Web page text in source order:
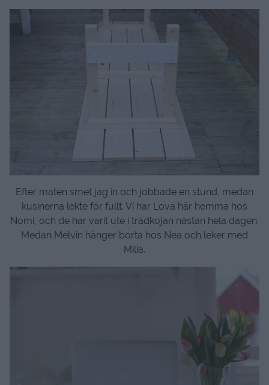
Efter maten smet jag in och jobbade en stund, medan
kusinerna lekte för fullt. Vi har Lova här hemma hos
Nomi, och de har varit ute i trädkojan nästan hela dagen.
Medan Melvin hänger borta hos Nea och leker med
Milia.